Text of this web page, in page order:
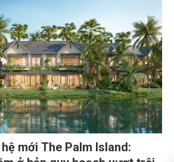
mới The Palm Island: